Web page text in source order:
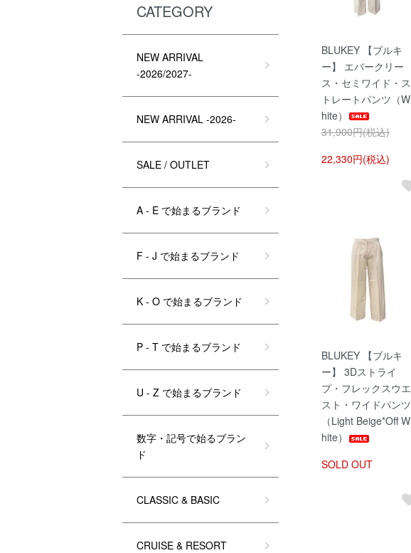
BLUKEY 【ブルキ
ー】 エバークリー
ス・セミワイド・ス
トレートパンツ（W
hite）
31,900円(税込)
22,330円(税込)
BLUKEY 【ブルキ
ー】 3Dストライ
プ・フレックスウエ
スト・ワイドパンツ
（Light Beige*Off W
hite）
SOLD OUT
CATEGORY
NEW ARRIVAL
-2026/2027-
NEW ARRIVAL -2026-
SALE / OUTLET
A - E で始まるブランド
F - J で始まるブランド
K - O で始まるブランド
P - T で始まるブランド
U - Z で始まるブランド
数字・記号で始るブラン
ド
CLASSIC & BASIC
CRUISE & RESORT